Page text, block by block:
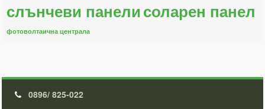
слънчеви панелисоларен панел
фотоволтаична централа
0896/ 825-022